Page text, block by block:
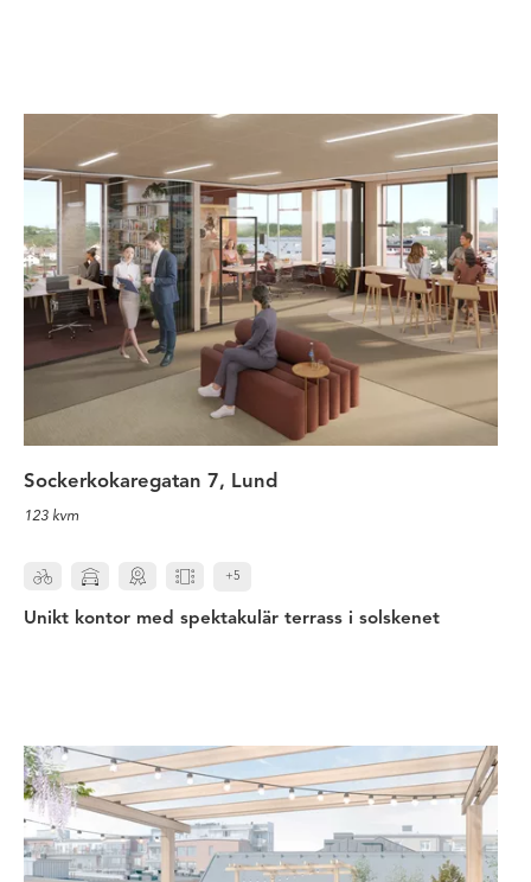
Unikt kontor med spektakulär
Sockerkokaregatan 7, Lund
123 kvm
+5
Unikt kontor med spektakulär terrass i solskenet
Attraktiv lokal med tillgång till